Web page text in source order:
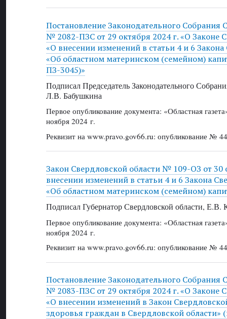
Постановление Законодательного Собрания
№ 2082-ПЗС от 29 октября 2024 г. «О Законе
«О внесении изменений в статьи 4 и 6
«Об областном материнском (семейном)
ПЗ-3045)»
Подписал Председатель Законодательного
Л.В. Бабушкина
Первое опубликование документа: «Областная
ноября 2024 г.
Реквизит на www.pravo.gov66.ru: опубликование №
Закон Свердловской области № 109-ОЗ от 30
внесении изменений в статьи 4 и 6 Закона
«Об областном материнском (семейном)
Подписал Губернатор Свердловской области, Е.В.
Первое опубликование документа: «Областная
ноября 2024 г.
Реквизит на www.pravo.gov66.ru: опубликование №
Постановление Законодательного Собрания
№ 2083-ПЗС от 29 октября 2024 г. «О Законе
«О внесении изменений в Закон
здоровья граждан в Свердловской